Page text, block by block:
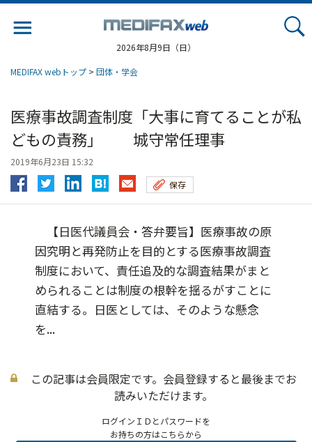
2026年8月9日（日）
MEDIFAX webトップ > 団体・学会
医療事故調査制度「大事に育てることが私
どもの責務」 城守常任理事
2019年6月23日 15:32
保存
【日医代議員会・答弁要旨】医療事故の原
因究明と再発防止を目的とする医療事故調査
制度において、責任追及的な調査結果がまと
められることは制度の根幹を揺るがすことに
直結する。日医としては、そのような懸念
を...
この記事は会員限定です。会員登録すると最後までお
読みいただけます。
ログインＩＤとパスワードを
お持ちの方はこちらから